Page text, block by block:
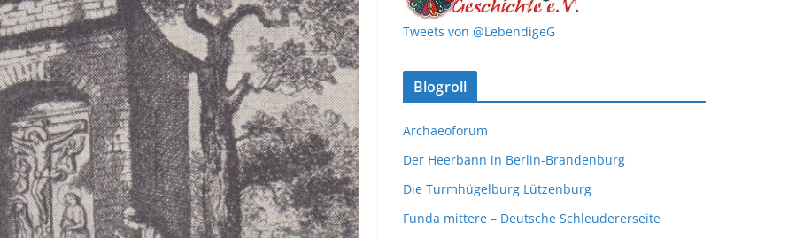
Tweets von @LebendigeG
Blogroll
Archaeoforum
Der Heerbann in Berlin-Brandenburg
Die Turmhügelburg Lützenburg
Funda mittere – Deutsche Schleudererseite